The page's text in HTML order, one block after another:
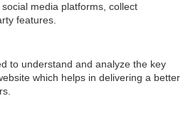
media platforms, collect
features.
to understand and analyze the key
which helps in delivering a better